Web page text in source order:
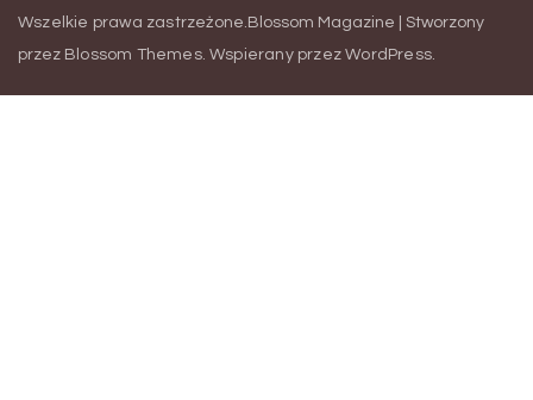
Wszelkie prawa zastrzeżone. Blossom Magazine | Stworzony
przez Blossom Themes. Wspierany przezWordPress